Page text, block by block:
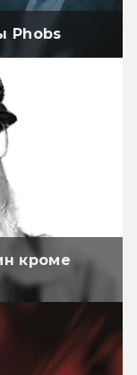
Phobs
кроме